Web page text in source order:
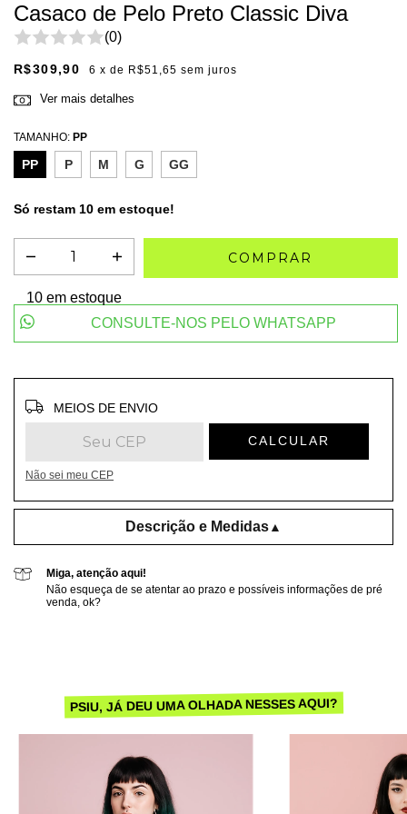
Casaco de Pelo Preto Classic Diva
(0)
R$309,90 6 x de R$51,65 sem juros
Ver mais detalhes
TAMANHO: PP
PP P M G GG
Só restam 10 em estoque!
10em estoque
CONSULTE-NOS PELO WHATSAPP
Entregas para o CEP: ALTERAR CEP
MEIOS DE ENVIO
CALCULAR
Não sei meu CEP
Descrição e Medidas▲
Miga, atenção aqui!
Não esqueça de se atentar ao prazo e possíveis informações de pré
venda, ok?
PSIU, JÁ DEU UMA OLHADA NESSES AQUI?